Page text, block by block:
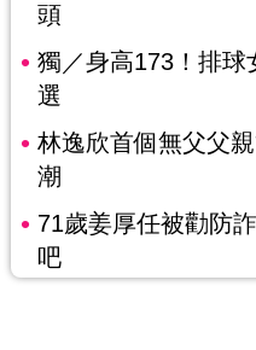
頭
獨／身高173！排球
選
林逸欣首個無父父
潮
71歲姜厚任被勸防
吧